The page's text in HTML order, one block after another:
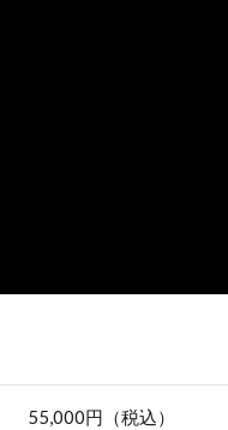
55,000円（税込）